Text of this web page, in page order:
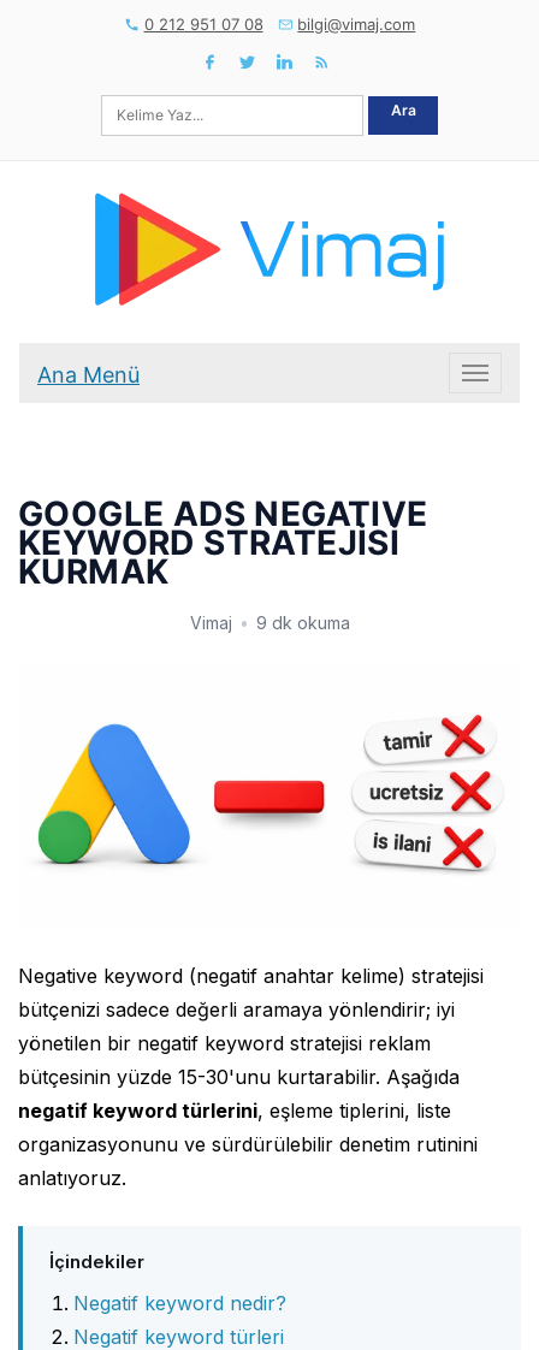
0 212 951 07 08 bilgi@vimaj.com
Ara
Ana Menü Ana
GOOGLE ADS NEGATIVE
KEYWORD STRATEJİSİ
KURMAK
Vimaj • 9 dk okuma
Negative keyword (negatif anahtar kelime) stratejisi
bütçenizi sadece değerli aramaya yönlendirir; iyi
yönetilen bir negatif keyword stratejisi reklam
bütçesinin yüzde 15-30'unu kurtarabilir. Aşağıda
negatif keyword türlerini, eşleme tiplerini, liste
organizasyonunu ve sürdürülebilir denetim rutinini
anlatıyoruz.
İçindekiler
Negatif keyword nedir?
Negatif keyword türleri